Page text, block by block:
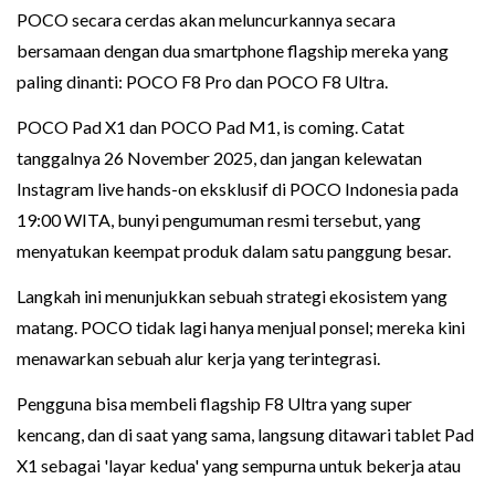
POCO secara cerdas akan meluncurkannya secara
bersamaan dengan dua smartphone flagship mereka yang
paling dinanti: POCO F8 Pro dan POCO F8 Ultra.
POCO Pad X1 dan POCO Pad M1, is coming. Catat
tanggalnya 26 November 2025, dan jangan kelewatan
Instagram live hands-on eksklusif di POCO Indonesia pada
19:00 WITA, bunyi pengumuman resmi tersebut, yang
menyatukan keempat produk dalam satu panggung besar.
Langkah ini menunjukkan sebuah strategi ekosistem yang
matang. POCO tidak lagi hanya menjual ponsel; mereka kini
menawarkan sebuah alur kerja yang terintegrasi.
Pengguna bisa membeli flagship F8 Ultra yang super
kencang, dan di saat yang sama, langsung ditawari tablet Pad
X1 sebagai 'layar kedua' yang sempurna untuk bekerja atau